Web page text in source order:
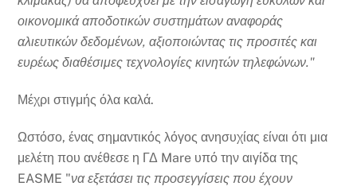
οικονομικά αποδοτικών συστημάτων αναφοράς
αλιευτικών δεδομένων, αξιοποιώντας τις προσιτές και
ευρέως διαθέσιμες τεχνολογίες κινητών τηλεφώνων."
Μέχρι στιγμής όλα καλά.
Ωστόσο, ένας σημαντικός λόγος ανησυχίας είναι ότι μια
μελέτη που ανέθεσε η ΓΔ Mare υπό την αιγίδα της
EASME "να εξετάσει τις προσεγγίσεις που έχουν